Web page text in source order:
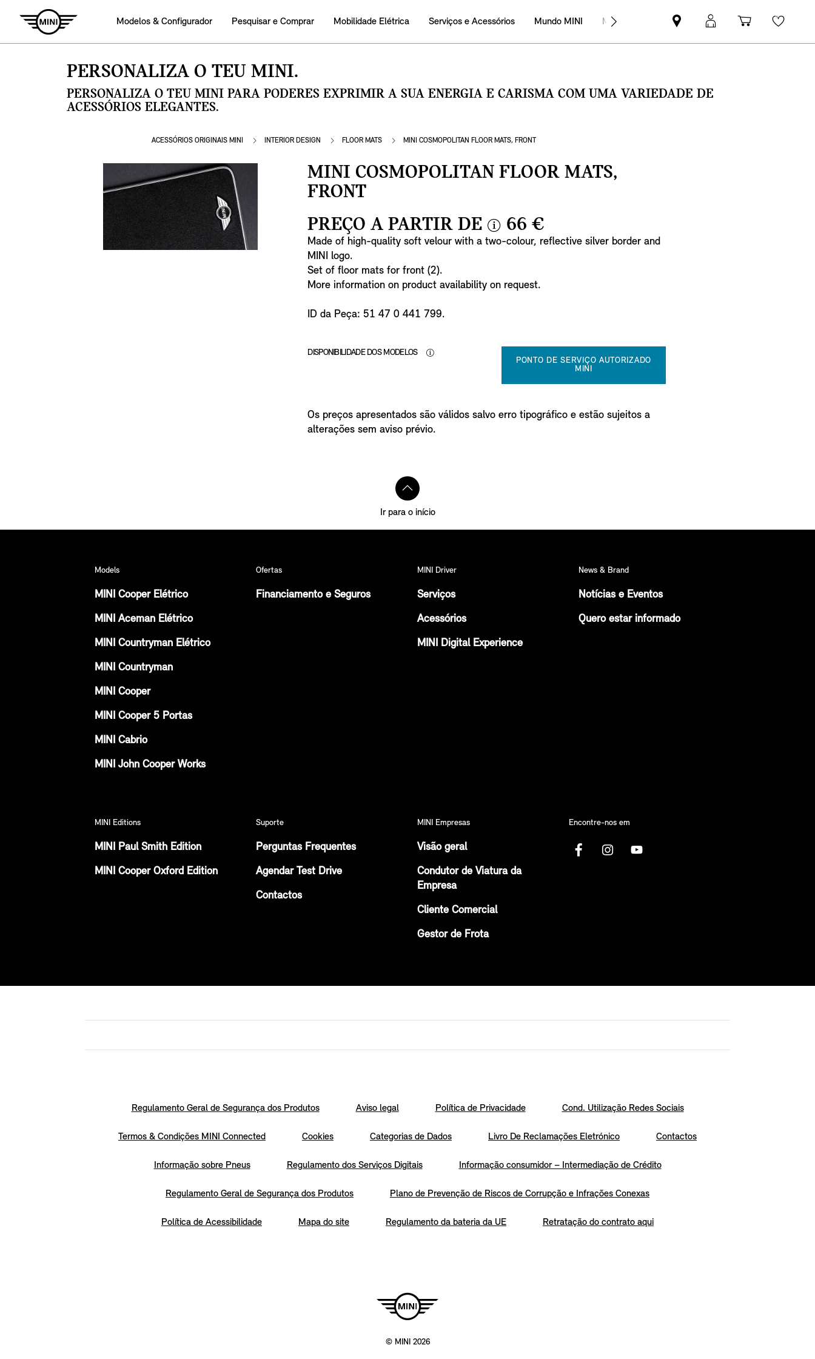
Modelos & Configurador Pesquisar e Comprar Mobilidade Elétrica Serviços e Acessórios Mundo MINI MINI Empresas
Pesquisar
parceiro
Iniciar
sessão
Carrinho
de
PERSONALIZA O TEU MINI.
PERSONALIZA O TEU MINI PARA PODERES EXPRIMIR A SUA ENERGIA E CARISMA COM UMA VARIEDADE DE
ACESSÓRIOS ELEGANTES.
ACESSÓRIOS ORIGINAIS MINI INTERIOR DESIGN FLOOR MATS MINI COSMOPOLITAN FLOOR MATS, FRONT
MINI COSMOPOLITAN FLOOR MATS,
FRONT
PREÇO A PARTIR DE
i
o
66 €
Made of high-quality soft velour with a two-colour, reflective silver border and
MINI logo.
Set of floor mats for front (2).
More information on product availability on request.
ID da Peça: 51 47 0 441 799.
DISPONIBILIDADE DOS MODELOS
PONTO DE SERVIÇO AUTORIZADO
MINI
Os preços apresentados são válidos salvo erro tipográfico e estão sujeitos a
alterações sem aviso prévio.
Ir para o início
Models
MINI Cooper Elétrico
MINI Aceman Elétrico
MINI Countryman Elétrico
MINI Countryman
MINI Cooper
MINI Cooper 5 Portas
MINI Cabrio
MINI John Cooper Works
Ofertas
Financiamento e Seguros
MINI Driver
Serviços
Acessórios
MINI Digital Experience
News & Brand
Notícias e Eventos
Quero estar informado
MINI Editions
MINI Paul Smith Edition
MINI Cooper Oxford Edition
Suporte
Perguntas Frequentes
Agendar Test Drive
Contactos
MINI Empresas
Visão geral
Condutor de Viatura da
Empresa
Cliente Comercial
Gestor de Frota
Encontre-nos em
Regulamento Geral de Segurança dos Produtos Aviso legal Política de Privacidade Cond. Utilização Redes Sociais
Termos & Condições MINI Connected Cookies Categorias de Dados Livro De Reclamações Eletrónico Contactos
Informação sobre Pneus Regulamento dos Serviços Digitais Informação consumidor – Intermediação de Crédito
Regulamento Geral de Segurança dos Produtos Plano de Prevenção de Riscos de Corrupção e Infrações Conexas
Política de Acessibilidade Mapa do site Regulamento da bateria da UE Retratação do contrato aqui
© MINI 2026